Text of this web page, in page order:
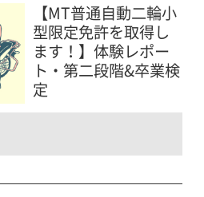
【MT普通自動二輪小
型限定免許を取得し
ます！】体験レポー
ト・第二段階&卒業検
定